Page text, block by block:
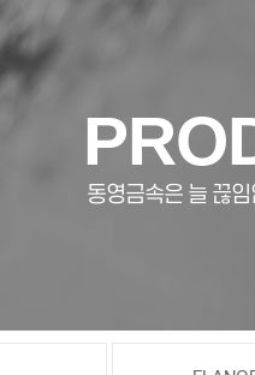
동영금속은 늘 끊